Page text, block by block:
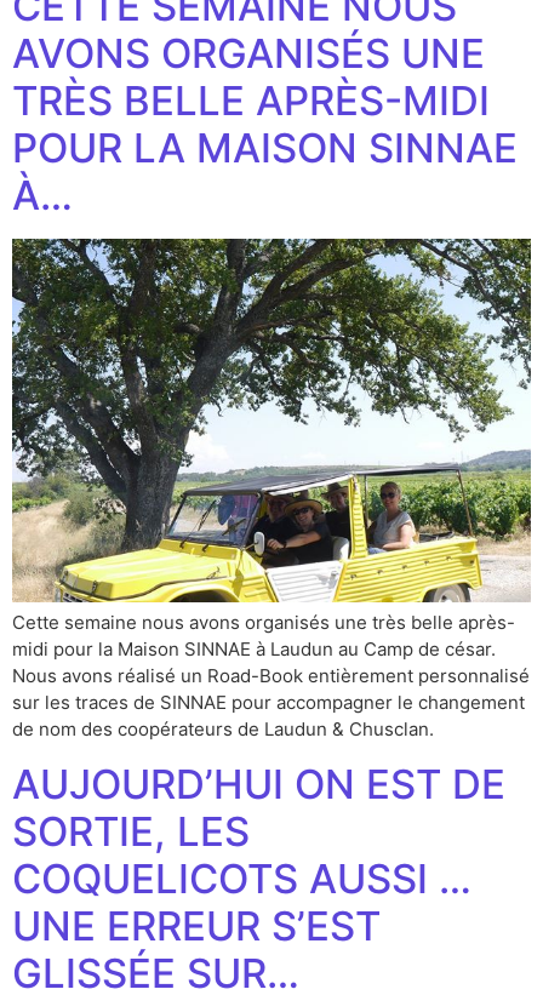
AVONS ORGANISÉS UNE
TRÈS BELLE APRÈS-MIDI
POUR LA MAISON SINNAE
À…
Cette semaine nous avons organisés une très belle après-
midi pour la Maison SINNAE à Laudun au Camp de césar.
Nous avons réalisé un Road-Book entièrement personnalisé
sur les traces de SINNAE pour accompagner le changement
de nom des coopérateurs de Laudun & Chusclan.
AUJOURD’HUI ON EST DE
SORTIE, LES
COQUELICOTS AUSSI …
UNE ERREUR S’EST
GLISSÉE SUR…